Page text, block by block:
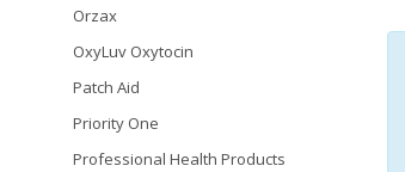
Orzax
OxyLuv Oxytocin
Patch Aid
Priority One
Professional Health Products